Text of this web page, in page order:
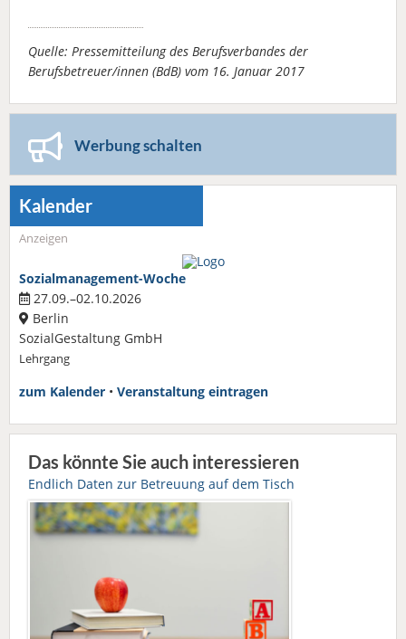
Quelle: Pressemitteilung des Berufsverbandes der
Berufsbetreuer/innen (BdB) vom 16. Januar 2017
Werbung schalten
Kalender
Anzeigen
Sozialmanagement-Woche
27.09.–02.10.2026
Berlin
SozialGestaltung GmbH
Lehrgang
zum Kalender • Veranstaltung eintragen
Das könnte Sie auch interessieren
Endlich Daten zur Betreuung auf dem Tisch